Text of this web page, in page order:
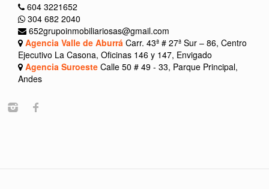
604 3221652
304 682 2040
652grupoinmobiliariosas@gmail.com
Agencia Valle de Aburrá Carr. 43ª # 27ª Sur – 86, Centro
Ejecutivo La Casona, Oficinas 146 y 147, Envigado
Agencia Suroeste Calle 50 # 49 - 33, Parque Principal,
Andes